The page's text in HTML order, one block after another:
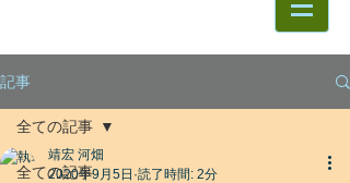
記事
全ての記事
全ての記事
靖宏 河畑
2020年9月5日 読了時間: 2分